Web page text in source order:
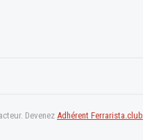
Devenez Adhérent Ferrarista.club